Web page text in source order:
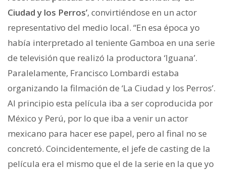
Ciudad y los Perros’, convirtiéndose en un actor
representativo del medio local. “En esa época yo
había interpretado al teniente Gamboa en una serie
de televisión que realizó la productora ‘Iguana’.
Paralelamente, Francisco Lombardi estaba
organizando la filmación de ‘La Ciudad y los Perros’.
Al principio esta película iba a ser coproducida por
México y Perú, por lo que iba a venir un actor
mexicano para hacer ese papel, pero al final no se
concretó. Coincidentemente, el jefe de casting de la
película era el mismo que el de la serie en la que yo